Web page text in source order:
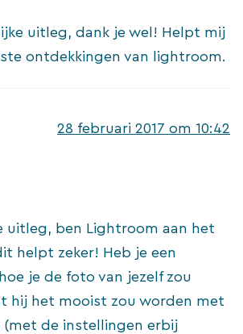
uitleg, dank je wel! Helpt mij
ontdekkingen van lightroom.
28 februari 2017 om 10:42
uitleg, ben Lightroom aan het
helpt zeker! Heb je een
je de foto van jezelf zou
hij het mooist zou worden met
(met de instellingen erbij